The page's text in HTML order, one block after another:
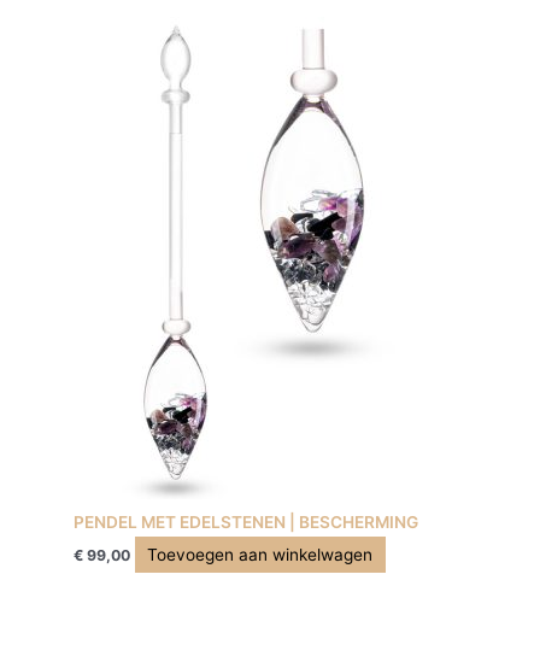
PENDEL MET EDELSTENEN | BESCHERMING
€ 99,00 Toevoegen aan winkelwagen